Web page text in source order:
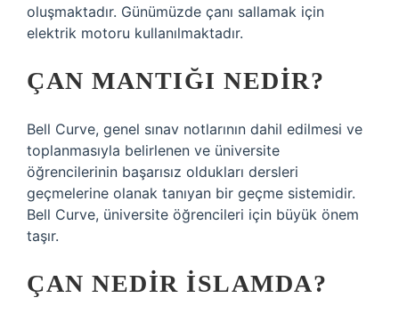
oluşmaktadır. Günümüzde çanı sallamak için
elektrik motoru kullanılmaktadır.
ÇAN MANTIĞI NEDIR?
Bell Curve, genel sınav notlarının dahil edilmesi ve
toplanmasıyla belirlenen ve üniversite
öğrencilerinin başarısız oldukları dersleri
geçmelerine olanak tanıyan bir geçme sistemidir.
Bell Curve, üniversite öğrencileri için büyük önem
taşır.
ÇAN NEDIR ISLAMDA?